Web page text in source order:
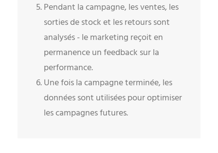
Pendant la campagne, les ventes, les
sorties de stock et les retours sont
analysés - le marketing reçoit en
permanence un feedback sur la
performance.
Une fois la campagne terminée, les
données sont utilisées pour optimiser
les campagnes futures.